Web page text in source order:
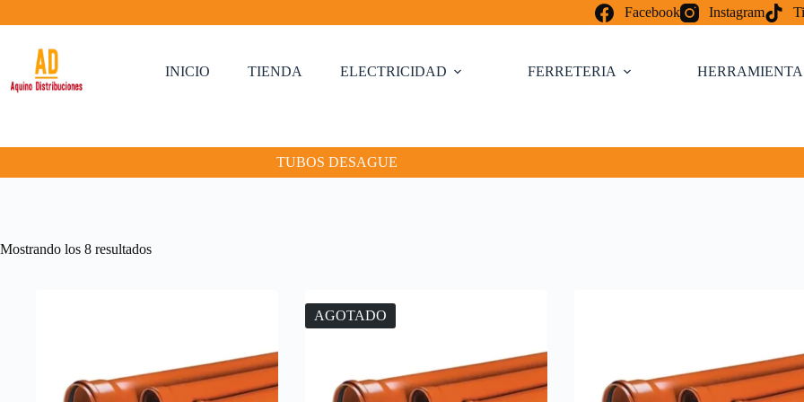
al
Facebook Instagram
INICIO TIENDA ELECTRICIDAD FERRETERIA
TUBOS DESAGUE
Mostrando los 8 resultados
AGOTADO